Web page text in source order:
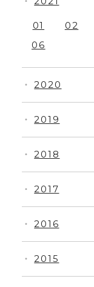
・ 2015
・ 2016
・ 2017
・ 2018
・ 2019
・ 2020
01 02
06